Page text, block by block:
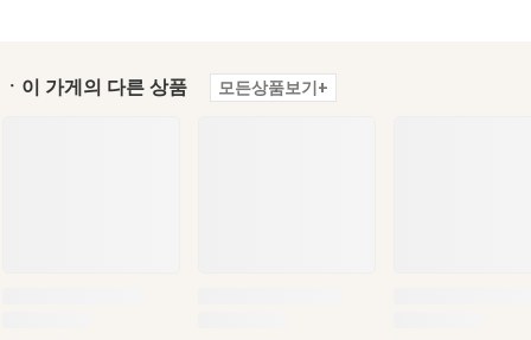
ㆍ이 가게의 다른 상품 모든상품보기+